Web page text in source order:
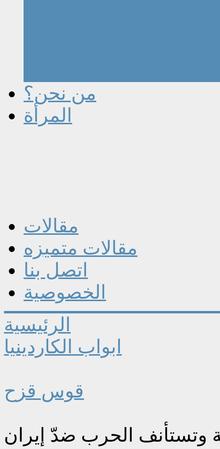
من نحن؟
المرأة
مقالات
مقالات متميزه
اتصل بنا
الخصوصية
الرئيسية
ابواب الكاردينيا
قوس قزح
وتستأنف الحرب ضدّ إيران